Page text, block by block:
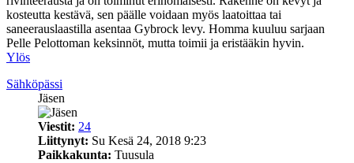
kosteutta kestävä, sen päälle voidaan myös laatoittaa tai
saneerauslaastilla asentaa Gybrock levy. Homma kuuluu sarjaan
Pelle Pelottoman keksinnöt, mutta toimii ja eristääkin hyvin.
Ylös
Sähköpässi
Jäsen
Viestit: 24
Liittynyt: Su Kesä 24, 2018 9:23
Paikkakunta: Tuusula